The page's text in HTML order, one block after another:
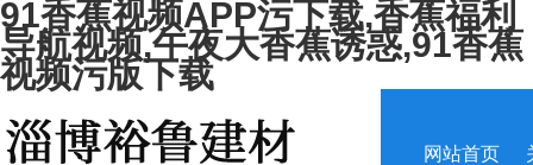
91香蕉视频APP污下载,香蕉福利
导航视频,午夜大香蕉诱惑,91香蕉
视频污版下载
网站首页